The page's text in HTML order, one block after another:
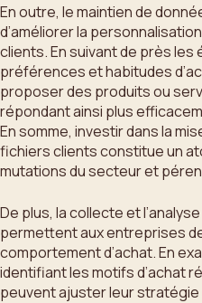
En outre, le maintien de
d’améliorer la
clients. En suivant de près les
préférences et habitudes
proposer des produits ou
répondant ainsi plus
En somme, investir dans la
fichiers clients constitue un
mutations du secteur et
De plus, la collecte et
permettent aux entreprises
comportement d’achat. En
identifiant les motifs d’achat
peuvent ajuster leur